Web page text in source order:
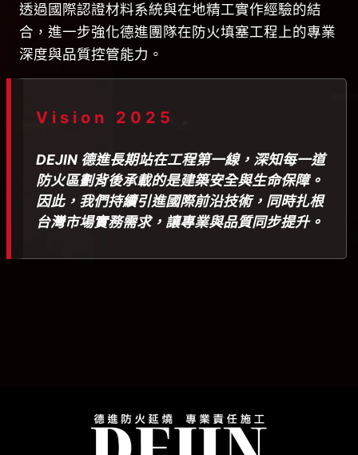
透過國際認證材料系統與在地精工實作經驗的結
合，進一步強化德進團隊在防火填塞工程上的專業
深度與品質控管能力。
Vision 2025
DEJIN 德進長期站在工程第一線，深知每一道
防火區劃背後承載的是建築安全與生命保障。
因此，我們持續引進國際前沿技術，同時扎根
台灣市場實務需求，讓專業與品質同步提升。